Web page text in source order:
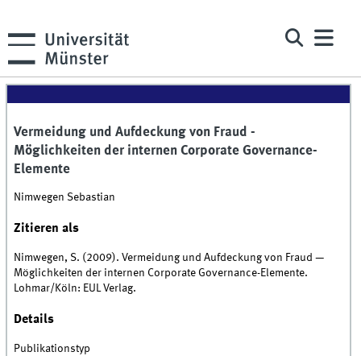
Vermeidung und Aufdeckung von Fraud -
Möglichkeiten der internen Corporate Governance-
Elemente
Nimwegen Sebastian
Zitieren als
Nimwegen, S. (2009). Vermeidung und Aufdeckung von Fraud —
Möglichkeiten der internen Corporate Governance-Elemente.
Lohmar/Köln: EUL Verlag.
Details
Publikationstyp